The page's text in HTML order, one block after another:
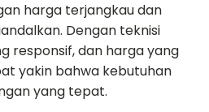
harga terjangkau dan
Dengan teknisi
responsif, dan harga yang
yakin bahwa kebutuhan
yang tepat.